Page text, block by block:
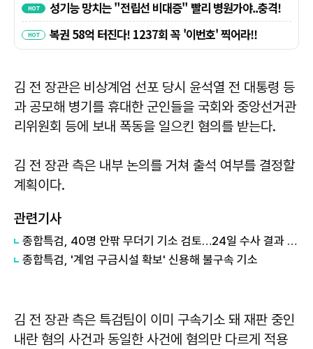
김 전 장관은 비상계엄 선포 당시 윤석열 전 대통령 등
과 공모해 병기를 휴대한 군인들을 국회와 중앙선거관
리위원회 등에 보내 폭동을 일으킨 혐의를 받는다.
김 전 장관 측은 내부 논의를 거쳐 출석 여부를 결정할
계획이다.
관련기사
종합특검, 40명 안팎 무더기 기소 검토…24일 수사 결과 발표
종합특검, '계엄 구금시설 확보' 신용해 불구속 기소
김 전 장관 측은 특검팀이 이미 구속기소 돼 재판 중인
내란 혐의 사건과 동일한 사건에 혐의만 다르게 적용